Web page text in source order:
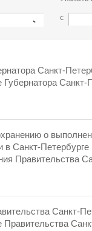
с
Санкт-
Санкт-
о
в Санкт-
Правительства
Санкт-
Правительства